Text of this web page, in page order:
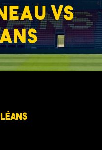
VS